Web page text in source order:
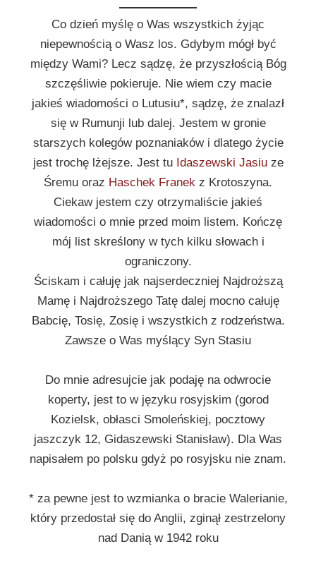
Co dzień myślę o Was wszystkich żyjąc
niepewnością o Wasz los. Gdybym mógł być
między Wami? Lecz sądzę, że przyszłością Bóg
szczęśliwie pokieruje. Nie wiem czy macie
jakieś wiadomości o Lutusiu*, sądzę, że znalazł
się w Rumunji lub dalej. Jestem w gronie
starszych kolegów poznaniaków i dlatego życie
jest trochę lżejsze. Jest tu Idaszewski Jasiuze
Śremu oraz Haschek Franek z Krotoszyna.
Ciekaw jestem czy otrzymaliście jakieś
wiadomości o mnie przed moim listem. Kończę
mój list skreślony w tych kilku słowach i
ograniczony.
Ściskam i całuję jak najserdeczniej Najdroższą
Mamę i Najdroższego Tatę dalej mocno całuję
Babcię, Tosię, Zosię i wszystkich z rodzeństwa.
Zawsze o Was myślący Syn Stasiu
Do mnie adresujcie jak podaję na odwrocie
koperty, jest to w języku rosyjskim (gorod
Kozielsk, obłasci Smoleńskiej, pocztowy
jaszczyk 12, Gidaszewski Stanisław). Dla Was
napisałem po polsku gdyż po rosyjsku nie znam.
* za pewne jest to wzmianka o bracie Walerianie,
który przedostał się do Anglii, zginął zestrzelony
nad Danią w 1942 roku